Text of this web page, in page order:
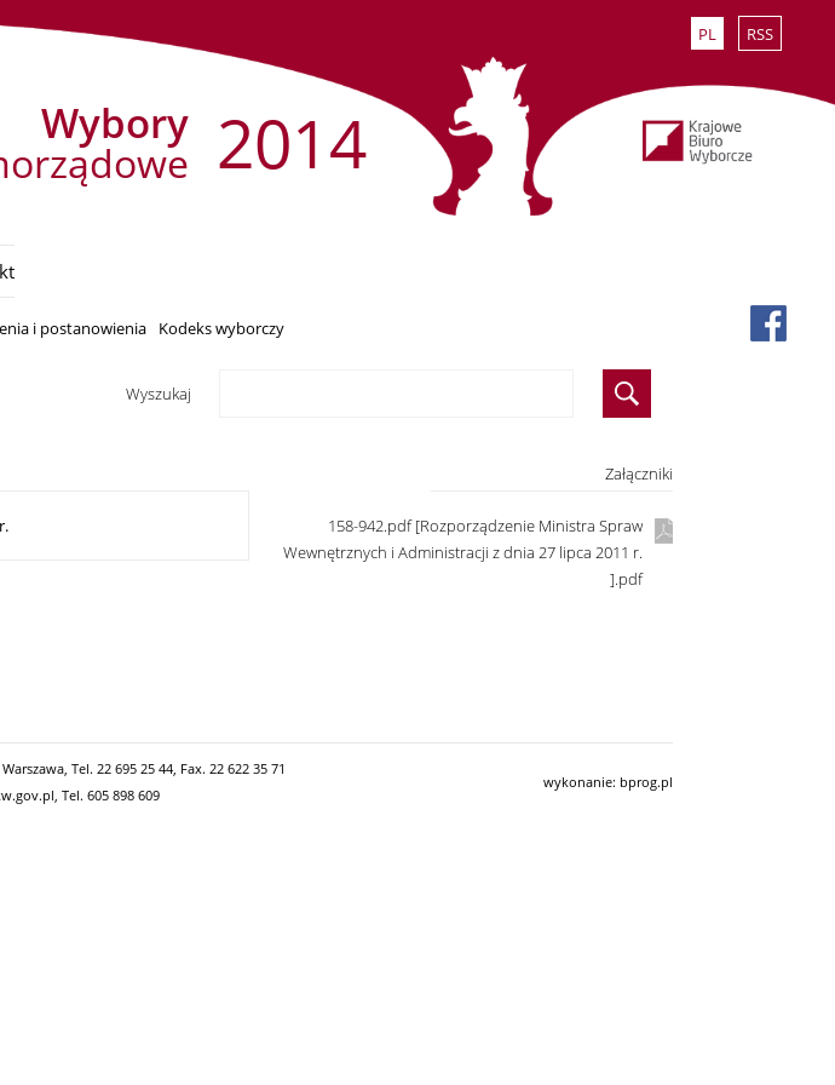
PL RSS
Wybory 2014
i postanowienia Kodeks wyborczy
Wyszukaj
Załączniki
158-942.pdf [Rozporządzenie Ministra Spraw
Wewnętrznych i Administracji z dnia 27 lipca 2011 r.
].pdf
Tel. 22 695 25 44, Fax. 22 622 35 71
Tel. 605 898 609
wykonanie: bprog.pl